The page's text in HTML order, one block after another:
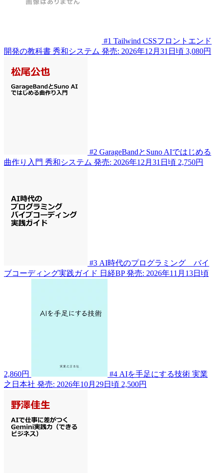
#1 Tailwind CSSフロントエンド
開発の教科書 秀和システム 発売: 2026年12月31日頃 3,080円
#2 GarageBandとSuno AIではじめる
曲作り入門 秀和システム 発売: 2026年12月31日頃 2,750円
#3 AI時代のプログラミング バイ
ブコーディング実践ガイド 日経BP 発売: 2026年11月13日頃
2,860円 #4 AIを手足にする技術 実業
之日本社 発売: 2026年10月29日頃 2,500円